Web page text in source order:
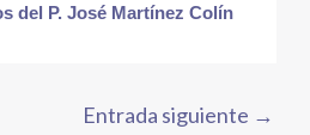
del P. José Martínez Colín
Entrada siguiente →